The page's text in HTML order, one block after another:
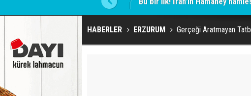
HABERLER ERZURUM Gerçeği Aratmayan